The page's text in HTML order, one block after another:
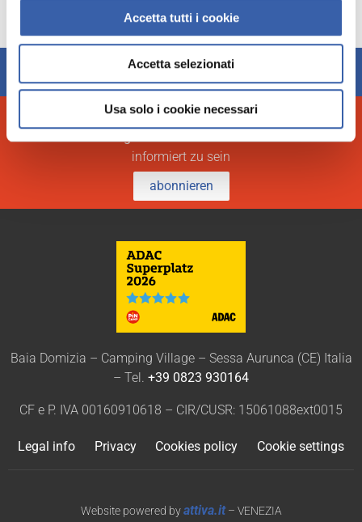
Accetta tutti i cookie
Accetta selezionati
Usa solo i cookie necessari
➜ Check Out
ABONNIEREN SIE DEN NEWSLETTER
Um immer überAngeboteundAktionenvonBaia Domizia
informiert zu sein
abonnieren
Baia Domizia – Camping Village – Sessa Aurunca (CE) Italia
– Tel. +39 0823 930164
CF e P. IVA 00160910618 – CIR/CUSR: 15061088ext0015
Legal info Privacy Cookies policy Cookie settings
Website powered byattiva.it– VENEZIA